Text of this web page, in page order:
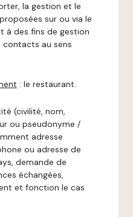
la gestion et le
sur ou via le
à des fins de gestion
contacts au sens
: le restaurant.
(civilité, nom,
ou pseudonyme /
adresse
ou adresse de
demande de
échangées,
et fonction le cas